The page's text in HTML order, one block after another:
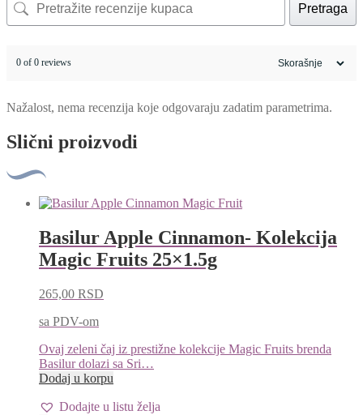
Pretraga
0 of 0 reviews
Nažalost, nema recenzija koje odgovaraju zadatim parametrima.
Slični proizvodi
Basilur Apple Cinnamon- Kolekcija
Magic Fruits 25×1.5g
265,00 RSD
sa PDV-om
Ovaj zeleni čaj iz prestižne kolekcije Magic Fruits brenda
Basilur dolazi sa Sri…
Dodaj u korpu
Dodajte u listu želja